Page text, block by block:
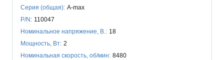
Серия (общая): A-max
P/N: 110047
Номинальное напряжение, В.: 18
Мощность, Вт: 2
Номинальная скорость, об/мин: 8480